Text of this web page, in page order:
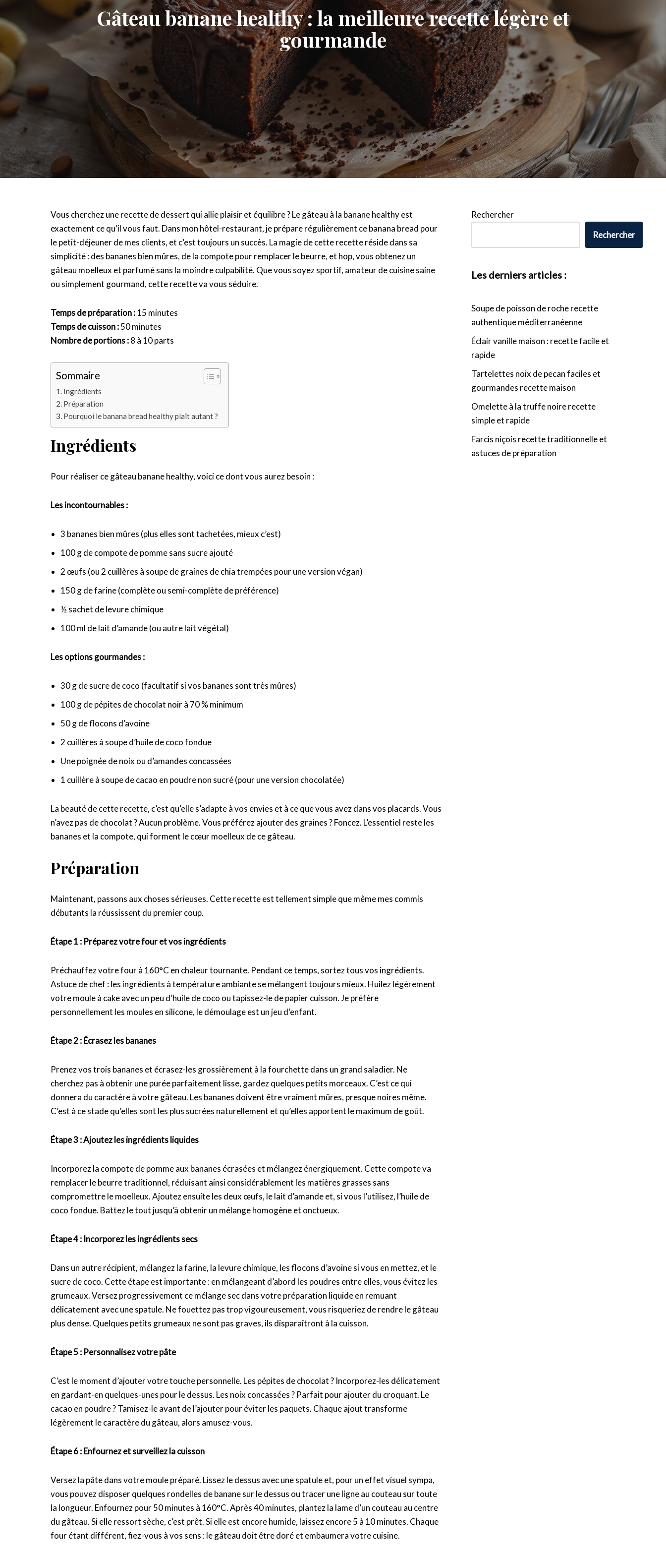
Gâteau banane healthy : la meilleure recette légère et
gourmande
Vous cherchez une recette de dessert qui allie plaisir et équilibre ? Le gâteau à la banane healthy est
exactement ce qu’il vous faut. Dans mon hôtel-restaurant, je prépare régulièrement ce banana bread pour
le petit-déjeuner de mes clients, et c’est toujours un succès. La magie de cette recette réside dans sa
simplicité : des bananes bien mûres, de la compote pour remplacer le beurre, et hop, vous obtenez un
gâteau moelleux et parfumé sans la moindre culpabilité. Que vous soyez sportif, amateur de cuisine saine
ou simplement gourmand, cette recette va vous séduire.
Temps de préparation :15 minutes
Temps de cuisson :50 minutes
Nombre de portions :8 à 10 parts
Sommaire
Ingrédients
Préparation
Pourquoi le banana bread healthy plaît autant ?
Ingrédients
Pour réaliser ce gâteau banane healthy, voici ce dont vous aurez besoin :
Les incontournables :
3 bananes bien mûres (plus elles sont tachetées, mieux c’est)
100 g de compote de pomme sans sucre ajouté
2 œufs (ou 2 cuillères à soupe de graines de chia trempées pour une version végan)
150 g de farine (complète ou semi-complète de préférence)
½ sachet de levure chimique
100 ml de lait d’amande (ou autre lait végétal)
Les options gourmandes :
30 g de sucre de coco (facultatif si vos bananes sont très mûres)
100 g de pépites de chocolat noir à 70 % minimum
50 g de flocons d’avoine
2 cuillères à soupe d’huile de coco fondue
Une poignée de noix ou d’amandes concassées
1 cuillère à soupe de cacao en poudre non sucré (pour une version chocolatée)
La beauté de cette recette, c’est qu’elle s’adapte à vos envies et à ce que vous avez dans vos placards. Vous
n’avez pas de chocolat ? Aucun problème. Vous préférez ajouter des graines ? Foncez. L’essentiel reste les
bananes et la compote, qui forment le cœur moelleux de ce gâteau.
Préparation
Maintenant, passons aux choses sérieuses. Cette recette est tellement simple que même mes commis
débutants la réussissent du premier coup.
Étape 1 : Préparez votre four et vos ingrédients
Préchauffez votre four à 160°C en chaleur tournante. Pendant ce temps, sortez tous vos ingrédients.
Astuce de chef : les ingrédients à température ambiante se mélangent toujours mieux. Huilez légèrement
votre moule à cake avec un peu d’huile de coco ou tapissez-le de papier cuisson. Je préfère
personnellement les moules en silicone, le démoulage est un jeu d’enfant.
Étape 2 : Écrasez les bananes
Prenez vos trois bananes et écrasez-les grossièrement à la fourchette dans un grand saladier. Ne
cherchez pas à obtenir une purée parfaitement lisse, gardez quelques petits morceaux. C’est ce qui
donnera du caractère à votre gâteau. Les bananes doivent être vraiment mûres, presque noires même.
C’est à ce stade qu’elles sont les plus sucrées naturellement et qu’elles apportent le maximum de goût.
Étape 3 : Ajoutez les ingrédients liquides
Incorporez la compote de pomme aux bananes écrasées et mélangez énergiquement. Cette compote va
remplacer le beurre traditionnel, réduisant ainsi considérablement les matières grasses sans
compromettre le moelleux. Ajoutez ensuite les deux œufs, le lait d’amande et, si vous l’utilisez, l’huile de
coco fondue. Battez le tout jusqu’à obtenir un mélange homogène et onctueux.
Étape 4 : Incorporez les ingrédients secs
Dans un autre récipient, mélangez la farine, la levure chimique, les flocons d’avoine si vous en mettez, et le
sucre de coco. Cette étape est importante : en mélangeant d’abord les poudres entre elles, vous évitez les
grumeaux. Versez progressivement ce mélange sec dans votre préparation liquide en remuant
délicatement avec une spatule. Ne fouettez pas trop vigoureusement, vous risqueriez de rendre le gâteau
plus dense. Quelques petits grumeaux ne sont pas graves, ils disparaîtront à la cuisson.
Étape 5 : Personnalisez votre pâte
C’est le moment d’ajouter votre touche personnelle. Les pépites de chocolat ? Incorporez-les délicatement
en gardant-en quelques-unes pour le dessus. Les noix concassées ? Parfait pour ajouter du croquant. Le
cacao en poudre ? Tamisez-le avant de l’ajouter pour éviter les paquets. Chaque ajout transforme
légèrement le caractère du gâteau, alors amusez-vous.
Étape 6 : Enfournez et surveillez la cuisson
Versez la pâte dans votre moule préparé. Lissez le dessus avec une spatule et, pour un effet visuel sympa,
vous pouvez disposer quelques rondelles de banane sur le dessus ou tracer une ligne au couteau sur toute
la longueur. Enfournez pour 50 minutes à 160°C. Après 40 minutes, plantez la lame d’un couteau au centre
du gâteau. Si elle ressort sèche, c’est prêt. Si elle est encore humide, laissez encore 5 à 10 minutes. Chaque
four étant différent, fiez-vous à vos sens : le gâteau doit être doré et embaumera votre cuisine.
Rechercher
Rechercher
Les derniers articles :
Soupe de poisson de roche recette
authentique méditerranéenne
Éclair vanille maison : recette facile et
rapide
Tartelettes noix de pecan faciles et
gourmandes recette maison
Omelette à la truffe noire recette
simple et rapide
Farcis niçois recette traditionnelle et
astuces de préparation